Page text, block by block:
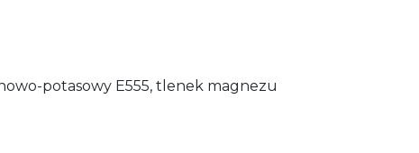
potasowy E555, tlenek magnezu